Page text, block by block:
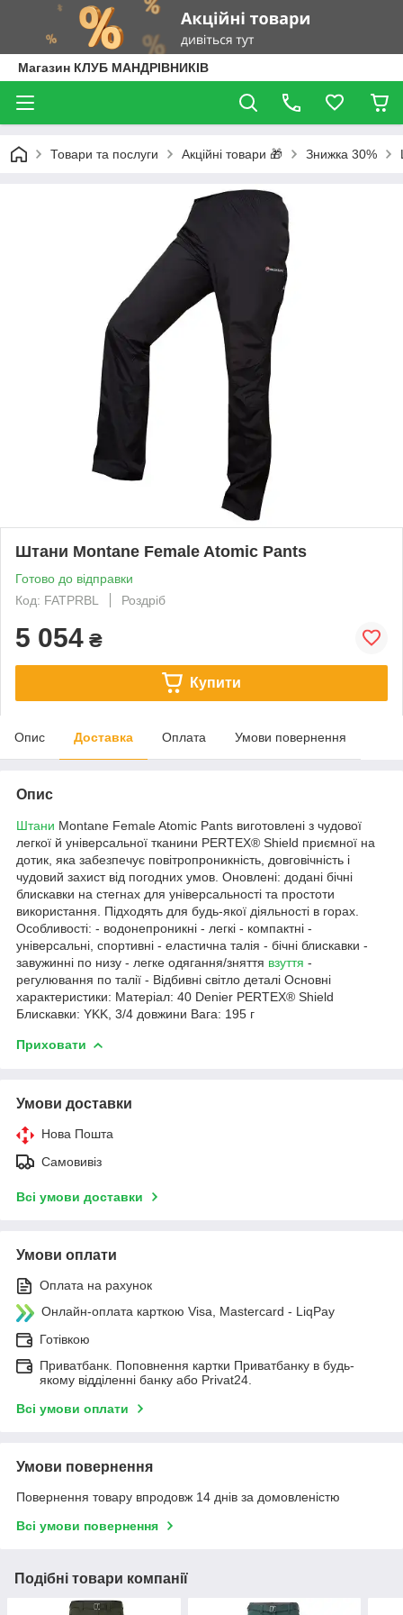
Магазин КЛУБ МАНДРІВНИКІВ
Товари та послуги Акційні товари 🎁 Знижка 30%
Штани Montane Female Atomic Pants
Готово до відправки
Код: FATPRBL
Роздріб
5 054 ₴
Купити
Опис Доставка Оплата Умови повернення
Опис
Штани Montane Female Atomic Pants виготовлені з чудової
легкої й універсальної тканини PERTEX® Shield приємної на
дотик, яка забезпечує повітропроникність, довговічність і
чудовий захист від погодних умов. Оновлені: додані бічні
блискавки на стегнах для універсальності та простоти
використання. Підходять для будь-якої діяльності в горах.
Особливості: - водонепроникні - легкі - компактні -
універсальні, спортивні - еластична талія - бічні блискавки -
завужинні по низу - легке одягання/зняття взуття -
регулювання по талії - Відбивні світло деталі Основні
характеристики: Матеріал: 40 Denier PERTEX® Shield
Блискавки: YKK, 3/4 довжини Вага: 195 г
Приховати
Умови доставки
Нова Пошта
Самовивіз
Всі умови доставки
Умови оплати
Оплата на рахунок
Онлайн-оплата карткою Visa, Mastercard - LiqPay
Готівкою
Приватбанк. Поповнення картки Приватбанку в будь-
якому відділенні банку або Privat24.
Всі умови оплати
Умови повернення
Повернення товару впродовж 14 днів за домовленістю
Всі умови повернення
Подібні товари компанії